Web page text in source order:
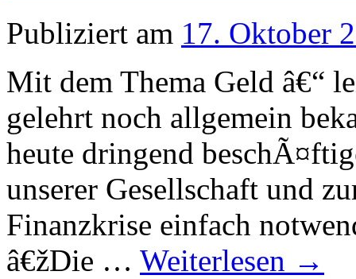
Publiziert am 17. Oktober
Mit dem Thema Geld â€“
gelehrt noch allgemein
heute dringend
unserer Gesellschaft und
Finanzkrise einfach
â€žDie … Weiterlesen →